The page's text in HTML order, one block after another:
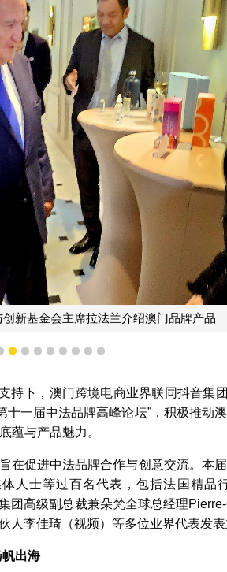
新基金会主席拉法兰介绍澳门品牌产品
1 2 3 4 5 6 7 8 9
持下，澳门跨境电商业界联同抖音集
十一届中法品牌高峰论坛”，积极推动
蕴与产品魅力。
在促进中法品牌合作与创意交流。本
人士等过百名代表，包括法国精品
团高级副总裁兼朵梵全球总经理
李佳琦（视频）等多位业界代表发表
出海